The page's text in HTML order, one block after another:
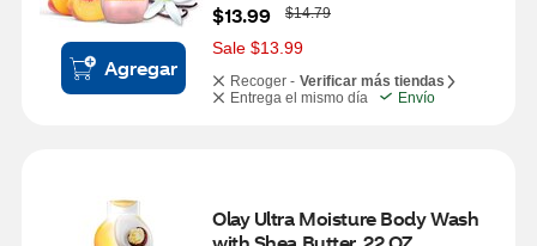
Agregar
$13.99
W
a
s
$14.79
Sale $13.99
Recoger - Verificar más tiendas
Entrega el mismo día
Envío
Olay Ultra Moisture Body Wash